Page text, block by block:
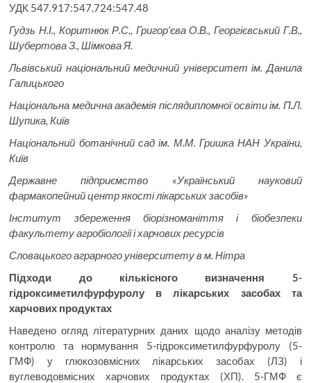
УДК 547.917:547.724:547.48
Гудзь Н.І., Коритнюк Р.С., Григор’єва О.В., Георгієвський Г.В.,
Шубертова З., Шімкова Я.
Львівський національний медичний університет ім. Данила
Галицького
Національна медична академія післядипломної освіти ім. П.Л.
Шупика, Київ
Національний ботанічний сад ім. М.М. Гришка НАН України,
Київ
Державне підприємство «Український науковий
фармакопейний центр якості лікарських засобів»
Інститут збереження біорізноманіття і біобезпеки
факультету агробіології і харчових ресурсів
Словацького аграрного університету в м. Нітра
Підходи до кількісного визначення 5-
гідроксиметилфурфуролу
в лікарських засобах та
харчових продуктах
Наведено огляд літературних даних щодо аналізу методів
контролю та нормування 5-гідроксиметилфурфуролу (5-
ГМФ) у глюкозовмісних лікарських засобах (ЛЗ) і
вуглеводовмісних харчових продуктах (ХП). 5-ГМФ є